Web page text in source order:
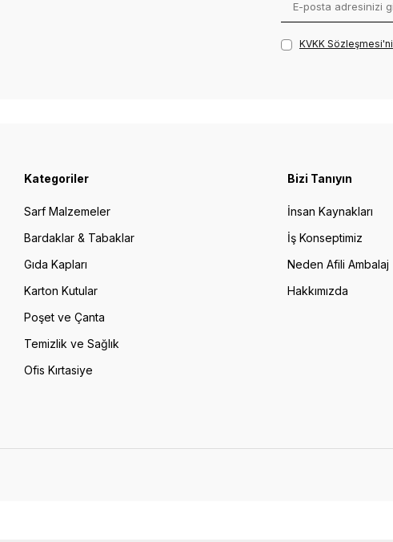
KVKK Sözleşmesi'ni
Kategoriler
Sarf Malzemeler
Bardaklar & Tabaklar
Gıda Kapları
Karton Kutular
Poşet ve Çanta
Temizlik ve Sağlık
Ofis Kırtasiye
Bizi Tanıyın
İnsan Kaynakları
İş Konseptimiz
Neden Afili Ambalaj
Hakkımızda